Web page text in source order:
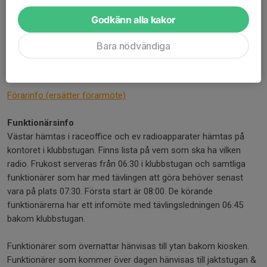
Länk till anmälan (SvemoTA)
Länk till Tilläggsregler
Förarinfo (ersätter förarmöte)
Funktionärsinfo
Västar hämtas i raceoffice och ev radioapparater hämtas på
kontoret i klubbstugan. Finns lista på vem som ska ha vilken
radio. Frukost serveras från 06:30 i klubbstugan och samtliga
funktionärer som har med tävlingen att göra behöver senast
vara på plats 07:30. Första start är 08:00. De körande
funktionärerna har ett infomöte med tävlingsledningen 06:45
bakom klubbstugan.
Funktionärer som övernattar hänvisas till ytan bakom kiosken.
Funktionärer som kommer över dagen hänvisas till jaktstugan &
Godkänn alla kakor
Bara nödvändiga